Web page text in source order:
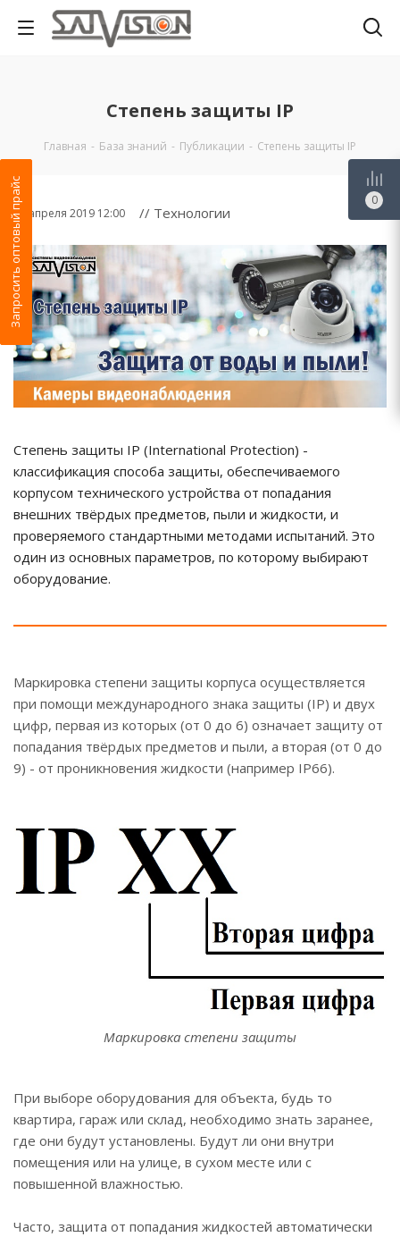
Степень защиты IP
Главная - База знаний - Публикации - Степень защиты IP
16 апреля 2019 12:00 // Технологии
Степень защиты IP (International Protection) -
классификация способа защиты, обеспечиваемого
корпусом технического устройства от попадания
внешних твёрдых предметов, пыли и жидкости, и
проверяемого стандартными методами испытаний. Это
один из основных параметров, по которому выбирают
оборудование.
Маркировка степени защиты корпуса осуществляется
при помощи международного знака защиты (IP) и двух
цифр, первая из которых (от 0 до 6) означает защиту от
попадания твёрдых предметов и пыли, а вторая (от 0 до
9) - от проникновения жидкости (например IP66).
Маркировка степени защиты
При выборе оборудования для объекта, будь то
квартира, гараж или склад, необходимо знать заранее,
где они будут установлены. Будут ли они внутри
помещения или на улице, в сухом месте или с
повышенной влажностью.
Часто, защита от попадания жидкостей автоматически
Запросить оптовый прайс 0